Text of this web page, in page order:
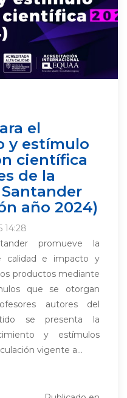
el
y estímulo
científica
de la
año 2024)
14:28
promueve la
calidad e impacto y
productos mediante
que se otorgan
autores del
se presenta la
y estímulos
vigente a...